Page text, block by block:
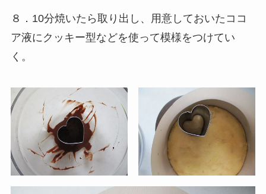
８．10分焼いたら取り出し、用意しておいたココ
ア液にクッキー型などを使って模様をつけてい
く。